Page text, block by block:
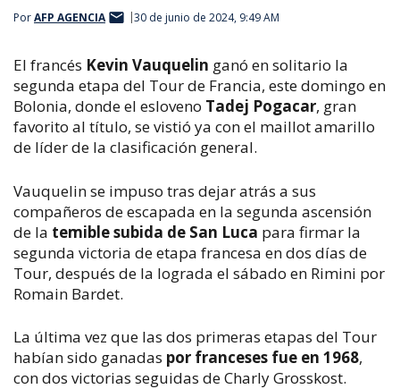
PorAFP AGENCIA 30 de junio de 2024, 9:49 AM
El francés Kevin Vauquelin ganó en solitario la
segunda etapa del Tour de Francia, este domingo en
Bolonia, donde el esloveno Tadej Pogacar, gran
favorito al título, se vistió ya con el maillot amarillo
de líder de la clasificación general.
Vauquelin se impuso tras dejar atrás a sus
compañeros de escapada en la segunda ascensión
de la temible subida de San Luca para firmar la
segunda victoria de etapa francesa en dos días de
Tour, después de la lograda el sábado en Rimini por
Romain Bardet.
La última vez que las dos primeras etapas del Tour
habían sido ganadas por franceses fue en 1968,
con dos victorias seguidas de Charly Grosskost.